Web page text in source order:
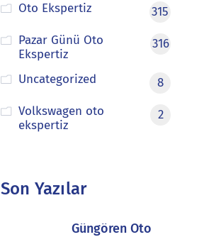
Oto Ekspertiz
315
Pazar Günü Oto
Ekspertiz
316
Uncategorized
8
Volkswagen oto
ekspertiz
2
Son Yazılar
Güngören Oto